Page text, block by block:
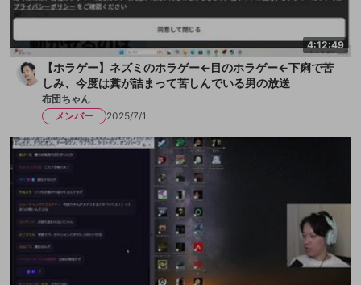
4:12:49
【ホラゲー】ネズミのホラゲー←目のホラゲー←下痢で苦
しみ、今度は糞が詰まって苦しんでいる男の放送
布団ちゃん
メンバー
2025/7/1